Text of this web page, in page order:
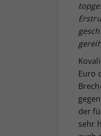
Euro
der
sehr